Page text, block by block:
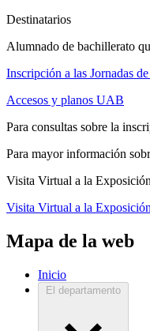
Destinatarios
Alumnado de bachillerato
Inscripción a las Jornadas
Accesos y planos UAB
Para consultas sobre la
Para mayor información
Visita Virtual a la
Visita Virtual a la
Mapa de la web
Inicio
El departamento